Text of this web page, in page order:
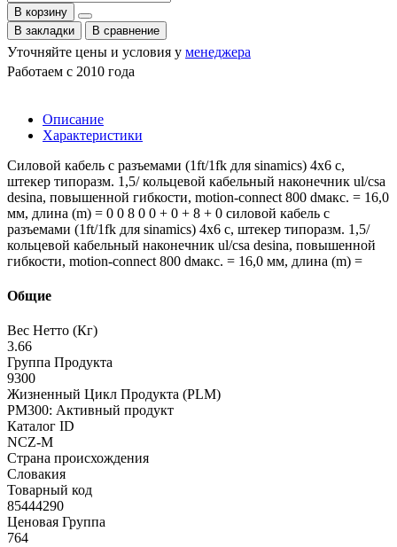
В корзину
В закладки
В сравнение
Уточняйте цены и условия у менеджера
Работаем с 2010 года
Описание
Характеристики
Силовой кабель с разъемами (1ft/1fk для sinamics) 4x6 c,
штекер типоразм. 1,5/ кольцевой кабельный наконечник ul/csa
desina, повышенной гибкости, motion-connect 800 dмакс. = 16,0
мм, длина (m) = 0 0 8 0 0 + 0 + 8 + 0 силовой кабель с
разъемами (1ft/1fk для sinamics) 4x6 c, штекер типоразм. 1,5/
кольцевой кабельный наконечник ul/csa desina, повышенной
гибкости, motion-connect 800 dмакс. = 16,0 мм, длина (m) =
Общие
Вес Нетто (Кг)
3.66
Группа Продукта
9300
Жизненный Цикл Продукта (PLM)
PM300: Активный продукт
Каталог ID
NCZ-M
Страна происхождения
Словакия
Товарный код
85444290
Ценовая Группа
764